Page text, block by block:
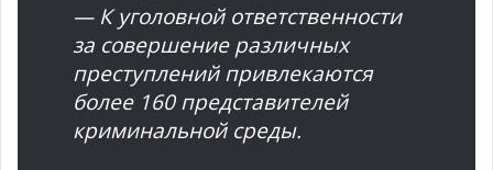
— К уголовной ответственности
за совершение различных
преступлений привлекаются
более 160 представителей
криминальной среды.